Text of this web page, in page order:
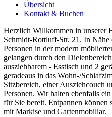
Übersicht
Kontakt & Buchen
Herzlich Willkommen in unserer
Schmidt-Rottluff-Str. 21. In Nähe
Personen in der modern
gelangen durch den
ausziehbarem - Esstisch und 2
geradeaus in das Wohn-/
Sitzbereich, einer Ausziehcouch
Personen. Wir halten ebenfalls
für Sie bereit. Entpannen können
mit Markise und Gartenmobiliar.